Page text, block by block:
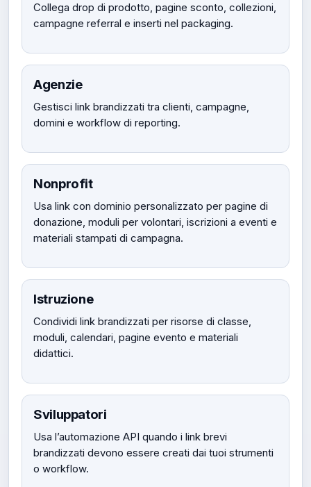
Collega drop di prodotto, pagine sconto, collezioni,
campagne referral e inserti nel packaging.
Agenzie
Gestisci link brandizzati tra clienti, campagne,
domini e workflow di reporting.
Nonprofit
Usa link con dominio personalizzato per pagine di
donazione, moduli per volontari, iscrizioni a eventi e
materiali stampati di campagna.
Istruzione
Condividi link brandizzati per risorse di classe,
moduli, calendari, pagine evento e materiali
didattici.
Sviluppatori
Usa l’automazione API quando i link brevi
brandizzati devono essere creati dai tuoi strumenti
o workflow.